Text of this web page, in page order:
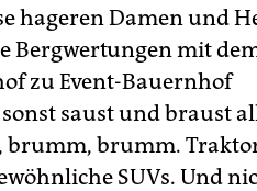
hageren Damen und
Bergwertungen mit
zu Event-Bauernhof
saust und braust
brumm.
SUVs. Und